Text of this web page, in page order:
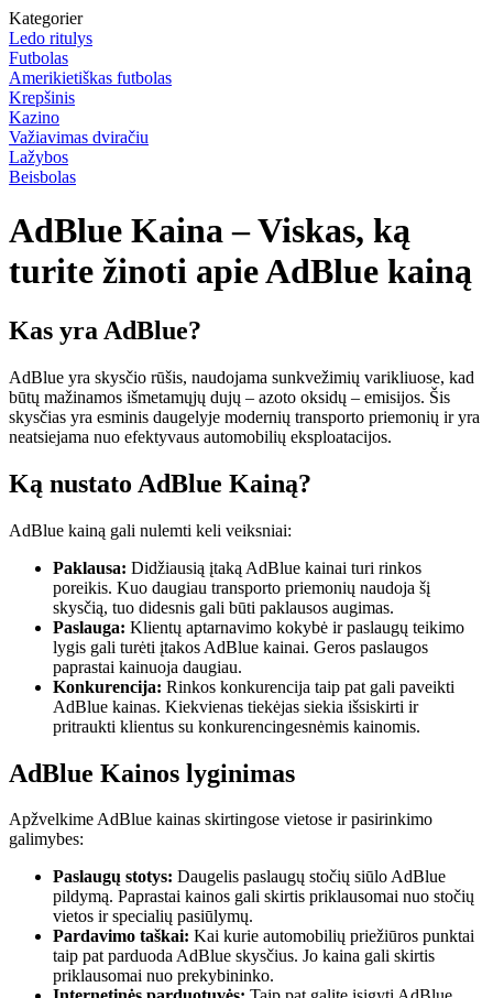
Kategorier
Ledo ritulys
Futbolas
Amerikietiškas futbolas
Krepšinis
Kazino
Važiavimas dviračiu
Lažybos
Beisbolas
AdBlue Kaina – Viskas, ką
turite žinoti apie AdBlue kainą
Kas yra AdBlue?
AdBlue yra skysčio rūšis, naudojama sunkvežimių varikliuose, kad
būtų mažinamos išmetamųjų dujų – azoto oksidų – emisijos. Šis
skysčias yra esminis daugelyje modernių transporto priemonių ir yra
neatsiejama nuo efektyvaus automobilių eksploatacijos.
Ką nustato AdBlue Kainą?
AdBlue kainą gali nulemti keli veiksniai:
Paklausa: Didžiausią įtaką AdBlue kainai turi rinkos
poreikis. Kuo daugiau transporto priemonių naudoja šį
skysčią, tuo didesnis gali būti paklausos augimas.
Paslauga: Klientų aptarnavimo kokybė ir paslaugų teikimo
lygis gali turėti įtakos AdBlue kainai. Geros paslaugos
paprastai kainuoja daugiau.
Konkurencija: Rinkos konkurencija taip pat gali paveikti
AdBlue kainas. Kiekvienas tiekėjas siekia išsiskirti ir
pritraukti klientus su konkurencingesnėmis kainomis.
AdBlue Kainos lyginimas
Apžvelkime AdBlue kainas skirtingose vietose ir pasirinkimo
galimybes:
Paslaugų stotys: Daugelis paslaugų stočių siūlo AdBlue
pildymą. Paprastai kainos gali skirtis priklausomai nuo stočių
vietos ir specialių pasiūlymų.
Pardavimo taškai: Kai kurie automobilių priežiūros punktai
taip pat parduoda AdBlue skysčius. Jo kaina gali skirtis
priklausomai nuo prekybininko.